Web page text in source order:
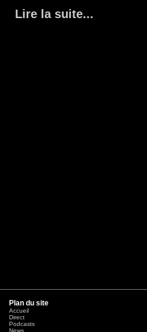
Lire la suite...
Plan du site
Accueil
Direct
Podcasts
News